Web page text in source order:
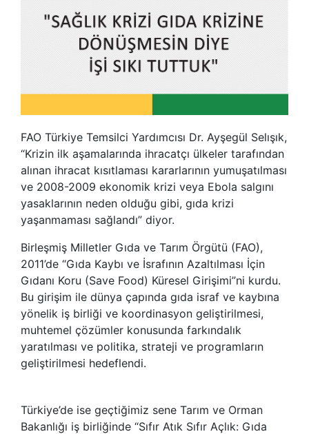
FAO Türkiye Temsilci Yardımcısı Dr. Ayşegül Selışık,
“Krizin ilk aşamalarında ihracatçı ülkeler tarafından
alınan ihracat kısıtlaması kararlarının yumuşatılması
ve 2008-2009 ekonomik krizi veya Ebola salgını
yasaklarının neden olduğu gibi, gıda krizi
yaşanmaması sağlandı” diyor.
Birleşmiş Milletler Gıda ve Tarım Örgütü (FAO),
2011’de “Gıda Kaybı ve İsrafının Azaltılması İçin
Gıdanı Koru (Save Food) Küresel Girişimi”ni kurdu.
Bu girişim ile dünya çapında gıda israf ve kaybına
yönelik iş birliği ve koordinasyon geliştirilmesi,
muhtemel çözümler konusunda farkındalık
yaratılması ve politika, strateji ve programların
geliştirilmesi hedeflendi.
Türkiye’de ise geçtiğimiz sene Tarım ve Orman
Bakanlığı iş birliğinde “Sıfır Atık Sıfır Açlık: Gıda